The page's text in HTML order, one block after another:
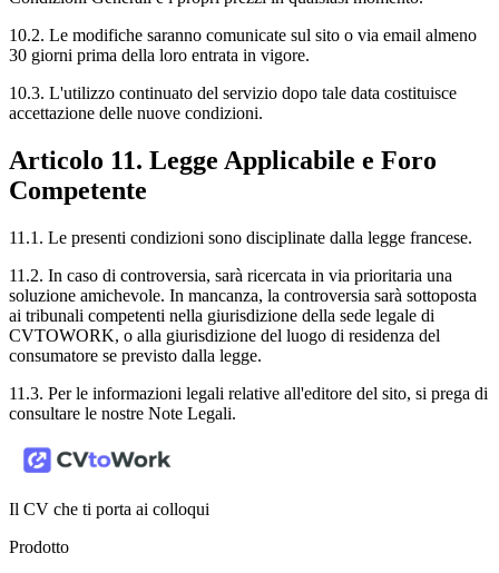
10.2. Le modifiche saranno comunicate sul sito o via email almeno
30 giorni prima della loro entrata in vigore.
10.3. L'utilizzo continuato del servizio dopo tale data costituisce
accettazione delle nuove condizioni.
Articolo 11. Legge Applicabile e Foro
Competente
11.1. Le presenti condizioni sono disciplinate dalla legge francese.
11.2. In caso di controversia, sarà ricercata in via prioritaria una
soluzione amichevole. In mancanza, la controversia sarà sottoposta
ai tribunali competenti nella giurisdizione della sede legale di
CVTOWORK, o alla giurisdizione del luogo di residenza del
consumatore se previsto dalla legge.
11.3. Per le informazioni legali relative all'editore del sito, si prega di
consultare le nostre Note Legali.
Il CV che ti porta ai colloqui
Prodotto